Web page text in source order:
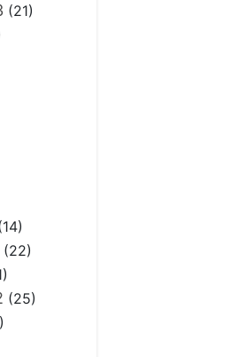
(21)
(22)
(25)